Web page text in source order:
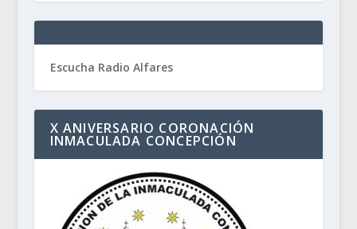
Escucha Radio Alfares
X ANIVERSARIO CORONACIÓN
INMACULADA CONCEPCIÓN